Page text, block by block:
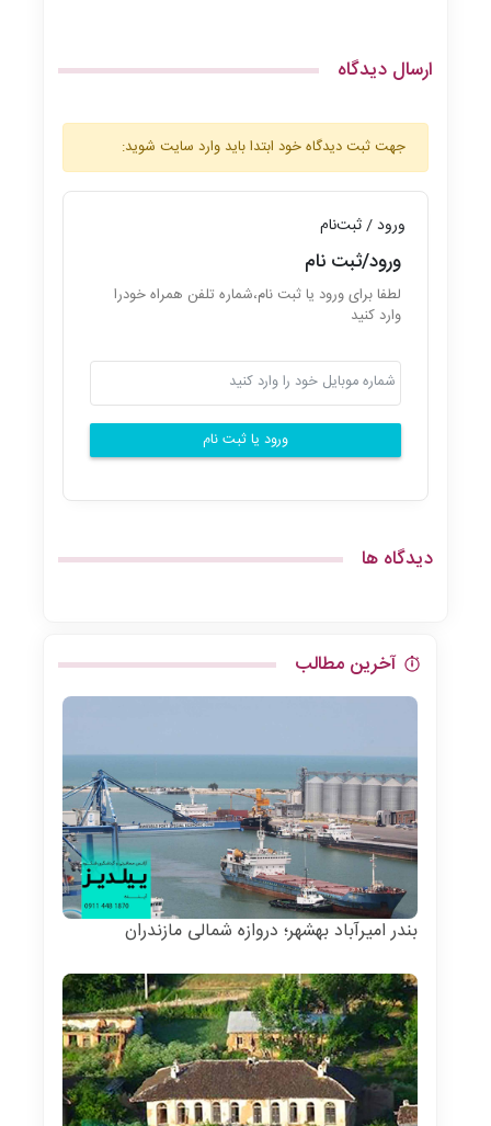
ارسال دیدگاه
جهت ثبت دیدگاه خود ابتدا باید وارد سایت شوید:
ورود / ثبت‌نام
ورود/ثبت نام
لطفا برای ورود یا ثبت نام،شماره تلفن همراه خودرا
وارد کنید
ورود یا ثبت نام
دیدگاه ها
آخرین مطالب
بندر امیرآباد بهشهر؛ دروازه شمالی مازندران